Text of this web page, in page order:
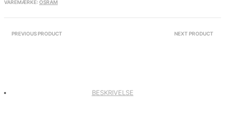
VAREMÆRKE: OSRAM
PREVIOUS PRODUCT NEXT PRODUCT
BESKRIVELSE